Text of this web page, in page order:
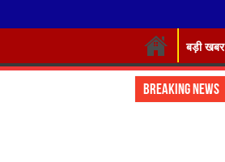
बड़ी खबर
Breaking News